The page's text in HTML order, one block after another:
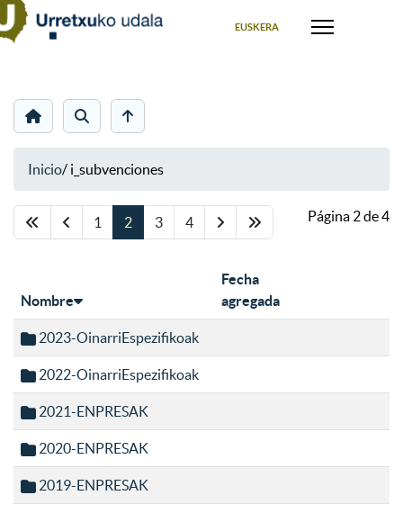
EUSKERA
Inicio/ i_subvenciones
Página 2 de 4
1 2 3 4
Nombre
Fecha
agregada
2023-OinarriEspezifikoak
2022-OinarriEspezifikoak
2021-ENPRESAK
2020-ENPRESAK
2019-ENPRESAK